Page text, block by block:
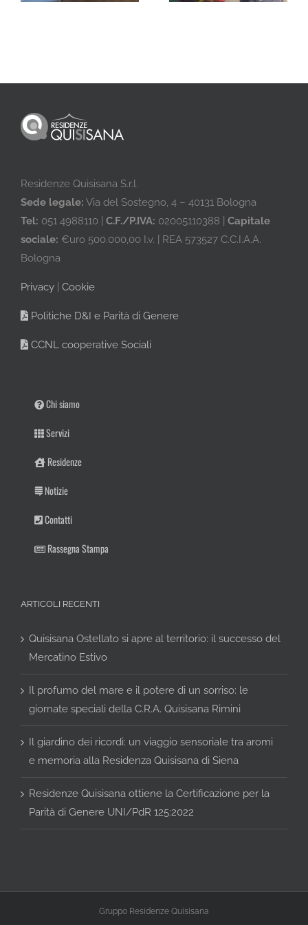
Quisisana Rimini
Residenze Quisisana S.r.l.
Sede legale: Via del Sostegno, 4 – 40131 Bologna
Tel: 051 4988110 | C.F./P.IVA: 02005110388 | Capitale
sociale: €uro 500.000,00 I.v. | REA 573527 C.C.I.A.A.
Bologna
Privacy Cookie
Politiche D&I e Parità di Genere
CCNL cooperative Sociali
Chi siamo
Servizi
Residenze
Notizie
Contatti
Rassegna Stampa
ARTICOLI RECENTI
Quisisana Ostellato si apre al territorio: il successo del
Mercatino Estivo
Il profumo del mare e il potere di un sorriso: le
giornate speciali della C.R.A. Quisisana Rimini
Il giardino dei ricordi: un viaggio sensoriale tra aromi
e memoria alla Residenza Quisisana di Siena
Residenze Quisisana ottiene la Certificazione per la
Parità di Genere UNI/PdR 125:2022
Gruppo Residenze Quisisana